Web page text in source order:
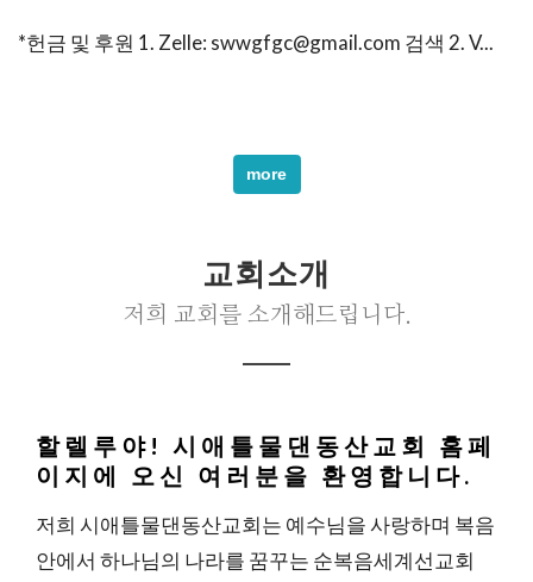
*헌금 및 후원 1. Zelle: swwgfgc@gmail.com 검색 2. V...
more
교회소개
저희 교회를 소개해드립니다.
할렐루야! 시애틀물댄동산교회 홈페
이지에 오신 여러분을 환영합니다.
저희 시애틀물댄동산교회는 예수님을 사랑하며 복음
안에서 하나님의 나라를 꿈꾸는 순복음세계선교회